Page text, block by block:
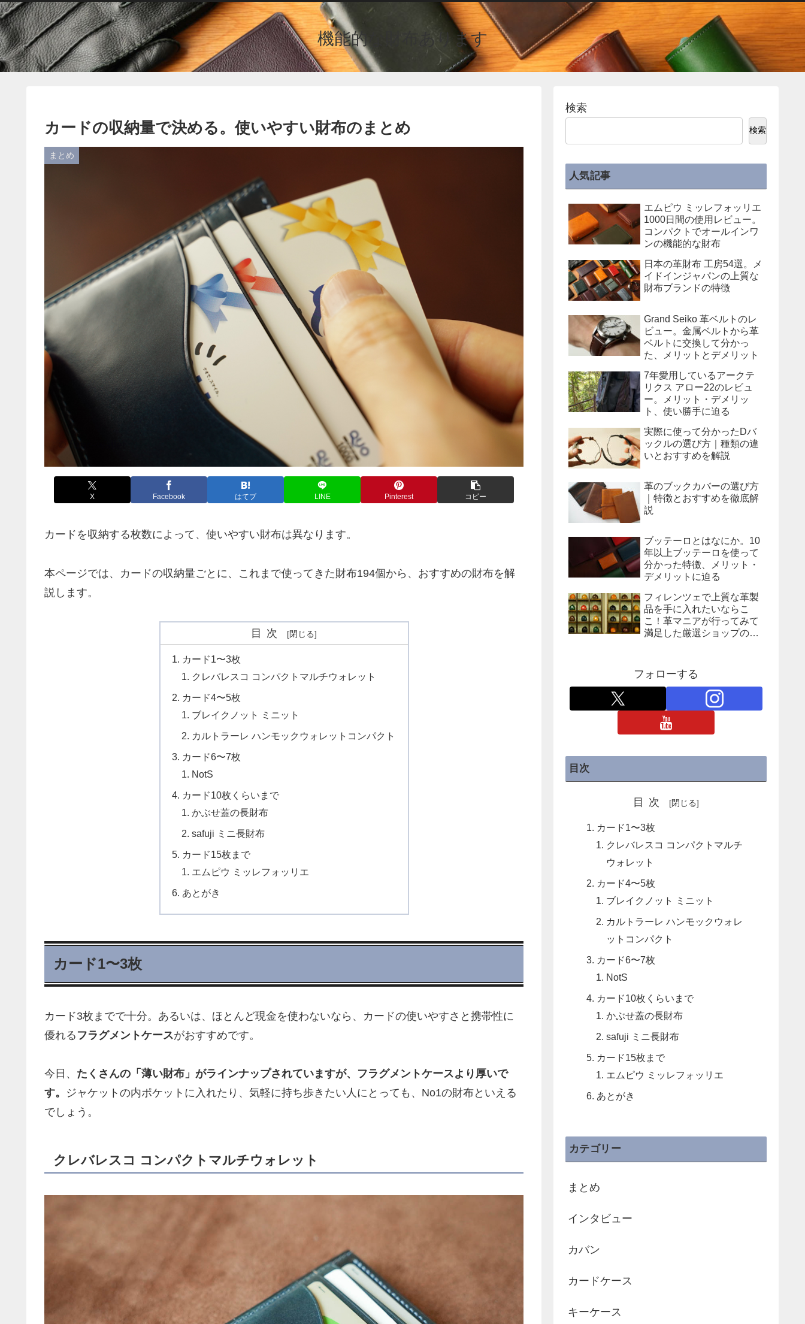
機能的な財布あります
カードの収納量で決める。使いやすい財布のまとめ
まとめ
X Facebook はてブ LINE Pinterest コピー
カードを収納する枚数によって、使いやすい財布は異なります。
本ページでは、カードの収納量ごとに、これまで使ってきた財布194個から、おすすめの財布を解
説します。
目次
カード1〜3枚
クレバレスコ コンパクトマルチウォレット
カード4〜5枚
ブレイクノット ミニット
カルトラーレ ハンモックウォレットコンパクト
カード6〜7枚
NotS
カード10枚くらいまで
かぶせ蓋の長財布
safuji ミニ長財布
カード15枚まで
エムピウ ミッレフォッリエ
あとがき
カード1〜3枚
カード3枚までで十分。あるいは、ほとんど現金を使わないなら、カードの使いやすさと携帯性に
優れる フラグメントケースがおすすめです。
今日、 たくさんの「薄い財布」がラインナップされていますが、フラグメントケースより厚いで
す。 ジャケットの内ポケットに入れたり、気軽に持ち歩きたい人にとっても、No1の財布といえる
でしょう。
クレバレスコ コンパクトマルチウォレット
検索
検索
人気記事
エムピウ ミッレフォッリエ
1000日間の使用レビュー。
コンパクトでオールインワ
ンの機能的な財布
日本の革財布 工房54選。メ
イドインジャパンの上質な
財布ブランドの特徴
Grand Seiko 革ベルトのレ
ビュー。金属ベルトから革
ベルトに交換して分かっ
た、メリットとデメリット
7年愛用しているアークテ
リクス アロー22のレビュ
ー。メリット・デメリッ
ト、使い勝手に迫る
実際に使って分かったDバ
ックルの選び方｜種類の違
いとおすすめを解説
革のブックカバーの選び方
｜特徴とおすすめを徹底解
説
ブッテーロとはなにか。10
年以上ブッテーロを使って
分かった特徴、メリット・
デメリットに迫る
フィレンツェで上質な革製
品を手に入れたいならこ
こ！革マニアが行ってみて
満足した厳選ショップの紹
フォローする
目次
目次
カード1〜3枚
クレバレスコ コンパクトマルチ
ウォレット
カード4〜5枚
ブレイクノット ミニット
カルトラーレ ハンモックウォレ
ットコンパクト
カード6〜7枚
NotS
カード10枚くらいまで
かぶせ蓋の長財布
safuji ミニ長財布
カード15枚まで
エムピウ ミッレフォッリエ
あとがき
カテゴリー
まとめ
インタビュー
カバン
カードケース
キーケース